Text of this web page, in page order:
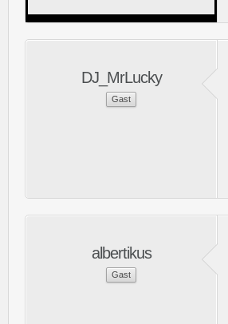
DJ_MrLucky
Gast
albertikus
Gast